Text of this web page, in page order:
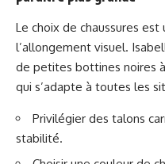
Le choix de chaussures est
l’allongement visuel.
de petites bottines noires
qui s’adapte à toutes les
Privilégier des talons
stabilité.